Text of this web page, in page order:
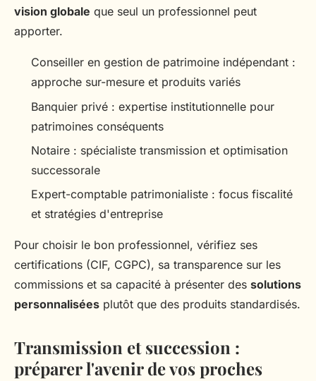
vision globale que seul un professionnel peut
apporter.
Conseiller en gestion de patrimoine indépendant :
approche sur-mesure et produits variés
Banquier privé : expertise institutionnelle pour
patrimoines conséquents
Notaire : spécialiste transmission et optimisation
successorale
Expert-comptable patrimonialiste : focus fiscalité
et stratégies d'entreprise
Pour choisir le bon professionnel, vérifiez ses
certifications (CIF, CGPC), sa transparence sur les
commissions et sa capacité à présenter des solutions
personnalisées plutôt que des produits standardisés.
Transmission et succession :
préparer l'avenir de vos proches